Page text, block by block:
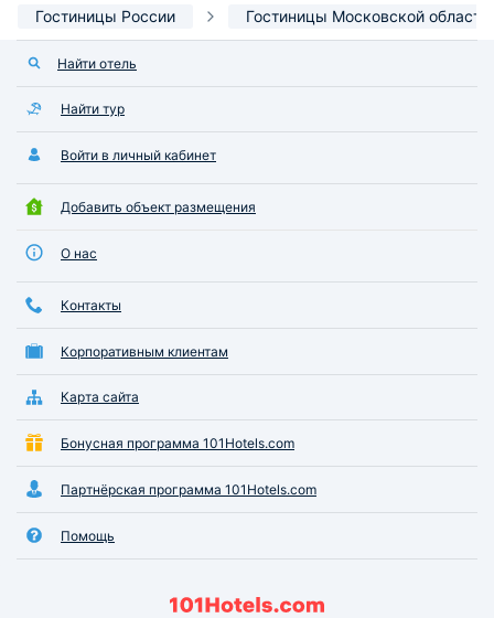
Гостиницы России Гостиницы Московской области
Найти отель
Найти тур
Войти в личный кабинет
Добавить объект размещения
О нас
Контакты
Корпоративным клиентам
Карта сайта
Бонусная программа 101Hotels.com
Партнёрская программа 101Hotels.com
Помощь